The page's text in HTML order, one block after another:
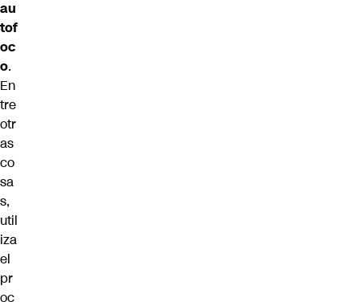
au
tof
oc
o.
En
tre
otr
as
co
sa
s,
util
iza
el
pr
oc